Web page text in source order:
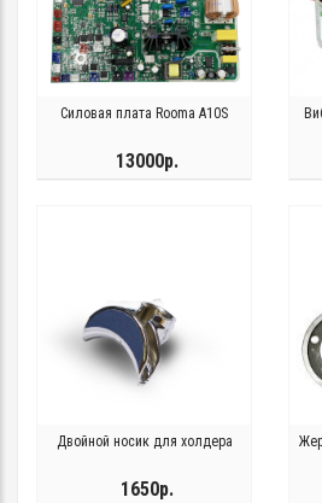
Силовая плата Rooma А10S
13000р.
Двойной носик для холдера
1650р.